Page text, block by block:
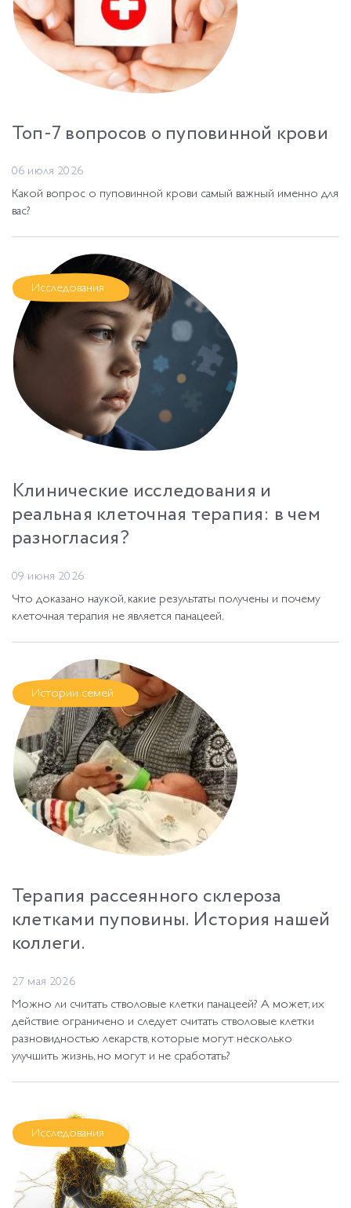
Топ-7 вопросов о пуповинной крови
06 июля 2026
Какой вопрос о пуповинной крови самый важный именно для
вас?
Исследования
Клинические исследования и
реальная клеточная терапия: в чем
разногласия?
09 июня 2026
Что доказано наукой, какие результаты получены и почему
клеточная терапия не является панацеей.
Истории семей
Терапия рассеянного склероза
клетками пуповины. История нашей
коллеги.
27 мая 2026
Можно ли считать стволовые клетки панацеей? А может, их
действие ограничено и следует считать стволовые клетки
разновидностью лекарств, которые могут несколько
улучшить жизнь, но могут и не сработать?
Исследования